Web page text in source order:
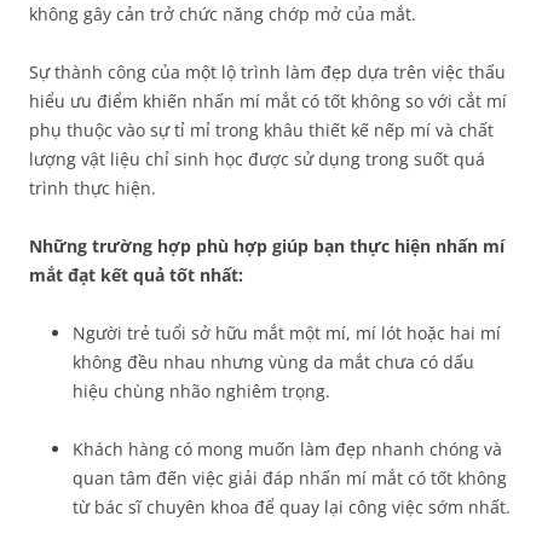
không gây cản trở chức năng chớp mở của mắt.
Sự thành công của một lộ trình làm đẹp dựa trên việc thấu
hiểu ưu điểm khiến nhấn mí mắt có tốt không so với cắt mí
phụ thuộc vào sự tỉ mỉ trong khâu thiết kế nếp mí và chất
lượng vật liệu chỉ sinh học được sử dụng trong suốt quá
trình thực hiện.
Những trường hợp phù hợp giúp bạn thực hiện nhấn mí
mắt đạt kết quả tốt nhất:
Người trẻ tuổi sở hữu mắt một mí, mí lót hoặc hai mí
không đều nhau nhưng vùng da mắt chưa có dấu
hiệu chùng nhão nghiêm trọng.
Khách hàng có mong muốn làm đẹp nhanh chóng và
quan tâm đến việc giải đáp nhấn mí mắt có tốt không
từ bác sĩ chuyên khoa để quay lại công việc sớm nhất.